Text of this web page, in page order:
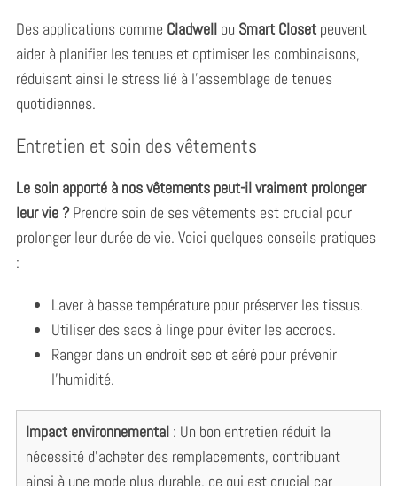
Des applications comme Cladwellou Smart Closetpeuvent
aider à planifier les tenues et optimiser les combinaisons,
réduisant ainsi le stress lié à l’assemblage de tenues
quotidiennes.
Entretien et soin des vêtements
Le soin apporté à nos vêtements peut-il vraiment prolonger
leur vie ?Prendre soin de ses vêtements est crucial pour
prolonger leur durée de vie. Voici quelques conseils pratiques
:
Laver à basse température pour préserver les tissus.
Utiliser des sacs à linge pour éviter les accrocs.
Ranger dans un endroit sec et aéré pour prévenir
l’humidité.
Impact environnemental: Un bon entretien réduit la
nécessité d’acheter des remplacements, contribuant
ainsi à une mode plus durable, ce qui est crucial car
S
a
r
c
f
r